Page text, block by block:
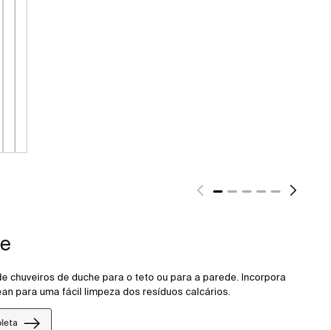
chuveiros de duche para o teto ou para a parede. Incorpora
para uma fácil limpeza dos resíduos calcários.